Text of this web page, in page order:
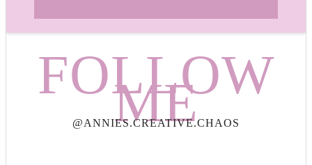
FOLLOW
ME
@ANNIES.CREATIVE.CHAOS